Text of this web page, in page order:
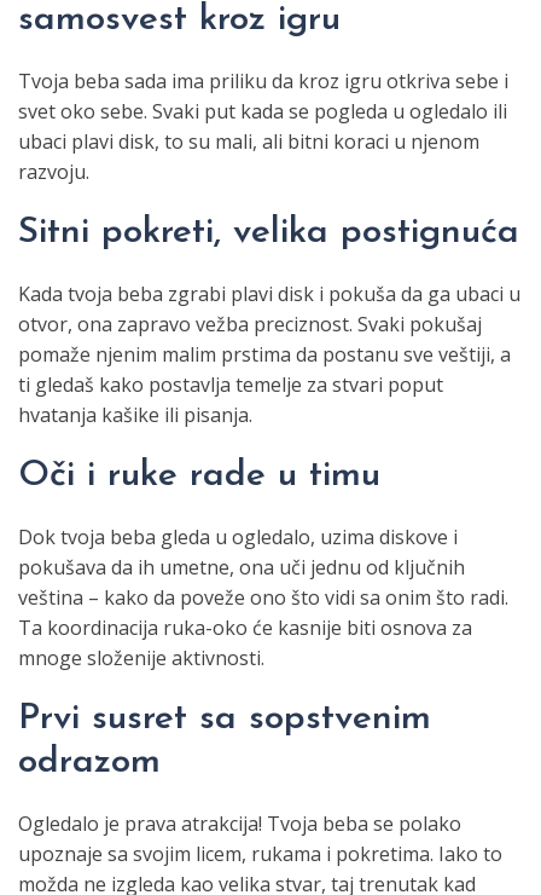
samosvest kroz igru
Tvoja beba sada ima priliku da kroz igru otkriva sebe i
svet oko sebe. Svaki put kada se pogleda u ogledalo ili
ubaci plavi disk, to su mali, ali bitni koraci u njenom
razvoju.
Sitni pokreti, velika postignuća
Kada tvoja beba zgrabi plavi disk i pokuša da ga ubaci u
otvor, ona zapravo vežba preciznost. Svaki pokušaj
pomaže njenim malim prstima da postanu sve veštiji, a
ti gledaš kako postavlja temelje za stvari poput
hvatanja kašike ili pisanja.
Oči i ruke rade u timu
Dok tvoja beba gleda u ogledalo, uzima diskove i
pokušava da ih umetne, ona uči jednu od ključnih
veština – kako da poveže ono što vidi sa onim što radi.
Ta koordinacija ruka-oko će kasnije biti osnova za
mnoge složenije aktivnosti.
Prvi susret sa sopstvenim
odrazom
Ogledalo je prava atrakcija! Tvoja beba se polako
upoznaje sa svojim licem, rukama i pokretima. Iako to
možda ne izgleda kao velika stvar, taj trenutak kad